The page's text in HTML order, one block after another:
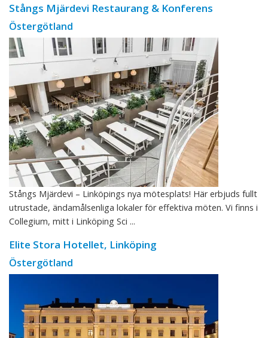
Stångs Mjärdevi Restaurang & Konferens
Östergötland
Stångs Mjärdevi – Linköpings nya mötesplats! Här erbjuds fullt
utrustade, ändamålsenliga lokaler för effektiva möten. Vi finns i
Collegium, mitt i Linköping Sci ...
Elite Stora Hotellet, Linköping
Östergötland